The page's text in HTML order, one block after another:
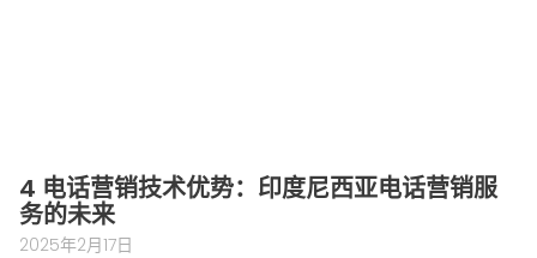
4 电话营销技术优势：印度尼西亚电话营销服
务的未来
2025年2月17日